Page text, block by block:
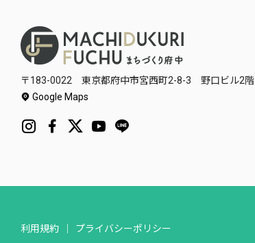
〒183-0022 東京都府中市宮西町2-8-3 野口ビル2階
Google Maps
利用規約 プライバシーポリシー